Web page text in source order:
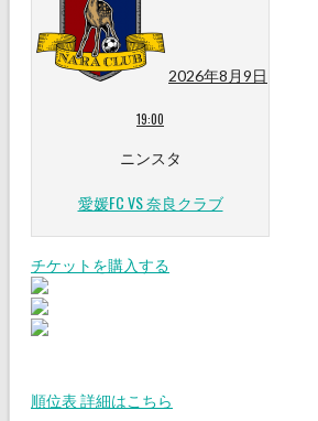
2026年8月9日
19:00
ニンスタ
愛媛FC VS 奈良クラブ
チケットを購入する
順位表 詳細はこちら